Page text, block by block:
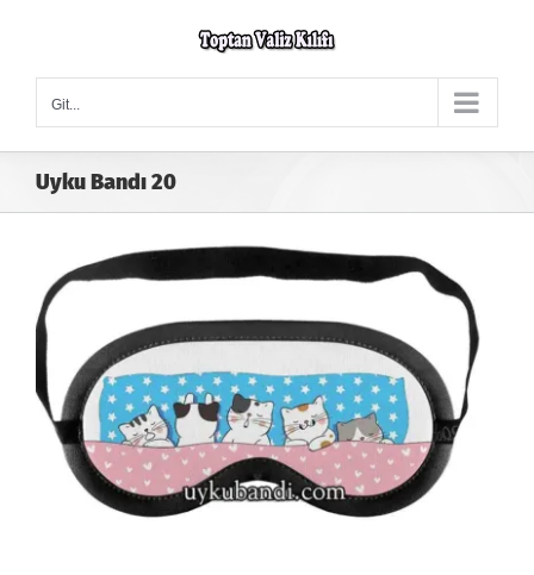
Git...
Uyku Bandı 20